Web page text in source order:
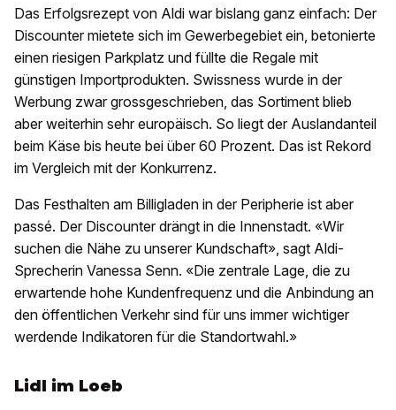
Das Erfolgsrezept von Aldi war bislang ganz einfach: Der
Discounter mietete sich im Gewerbegebiet ein, betonierte
einen riesigen Parkplatz und füllte die Regale mit
günstigen Importprodukten. Swissness wurde in der
Werbung zwar grossgeschrieben, das Sortiment blieb
aber weiterhin sehr europäisch. So liegt der Auslandanteil
beim Käse bis heute bei über 60 Prozent. Das ist Rekord
im Vergleich mit der Konkurrenz.
Das Festhalten am Billigladen in der Peripherie ist aber
passé. Der Discounter drängt in die Innenstadt. «Wir
suchen die Nähe zu unserer Kundschaft», sagt Aldi-
Sprecherin Vanessa Senn. «Die zentrale Lage, die zu
erwartende hohe Kundenfrequenz und die Anbindung an
den öffentlichen Verkehr sind für uns immer wichtiger
werdende Indikatoren für die Standortwahl.»
Lidl im Loeb